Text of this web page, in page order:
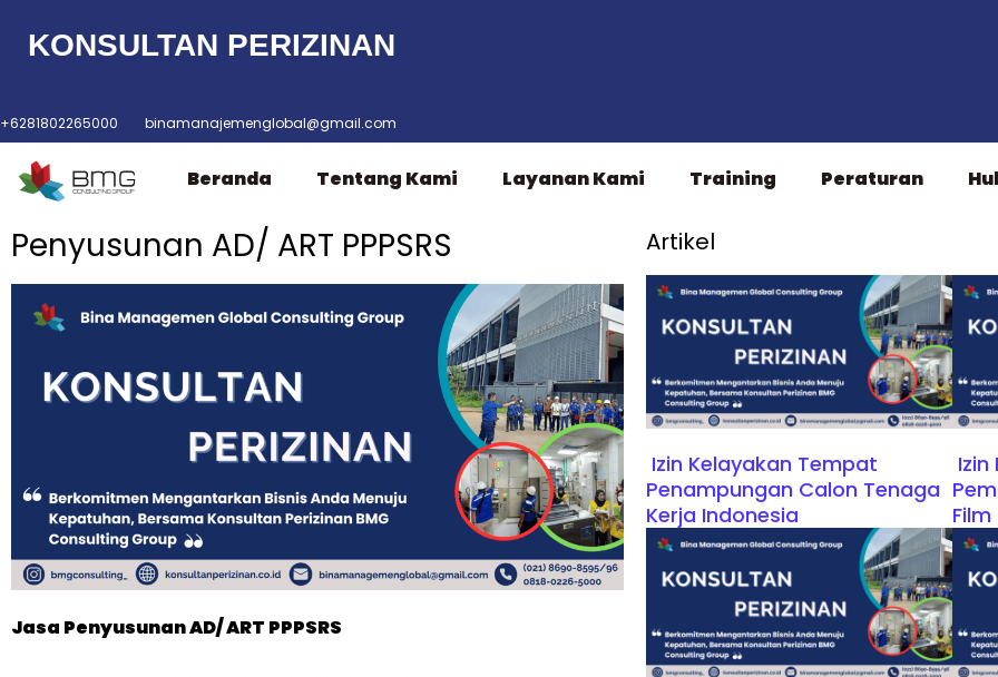
Lompat
konten
KONSULTAN PERIZINAN
+6281802265000 binamanajemenglobal@gmail.com
Beranda Tentang Kami Layanan Kami Training Peraturan
Penyusunan AD/ ART PPPSRS
Jasa Penyusunan AD/ ART PPPSRS
Artikel
Izin Kelayakan Tempat
Penampungan Calon Tenaga
Kerja Indonesia
Film